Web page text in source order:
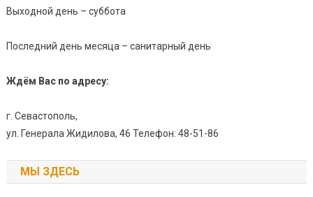
Выходной день – суббота
Последний день месяца – санитарный день
Ждём Вас по адресу:
г. Севастополь,
ул. Генерала Жидилова, 46 Телефон: 48-51-86
МЫ ЗДЕСЬ